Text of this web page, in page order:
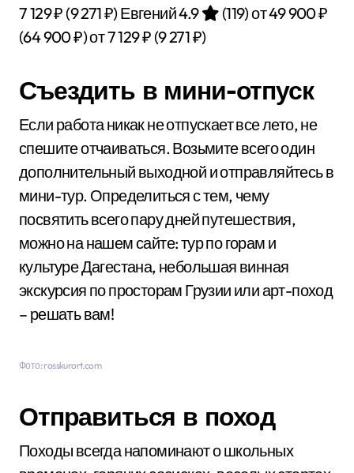
7 129 ₽ (9 271 ₽)Евгений 4.9 (119)от 49 900 ₽
(64 900 ₽)от 7 129 ₽ (9 271 ₽)
Съездить в мини-отпуск
Если работа никак не отпускает все лето, не
спешите отчаиваться. Возьмите всего один
дополнительный выходной и отправляйтесь в
мини-тур. Определиться с тем, чему
посвятить всего пару дней путешествия,
можно на нашем сайте: тур по горам и
культуре Дагестана, небольшая винная
экскурсия по просторам Грузии или арт-поход
– решать вам!
Фото: rosskurort.com
Отправиться в поход
Походы всегда напоминают о школьных